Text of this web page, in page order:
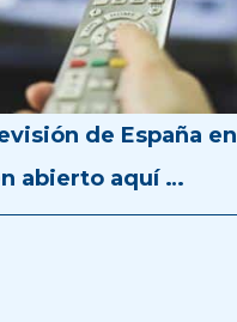
de España en
abierto aquí …